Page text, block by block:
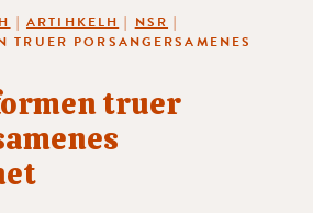
| ARTIHKELH | NSR |
TRUER PORSANGERSAMENES
truer